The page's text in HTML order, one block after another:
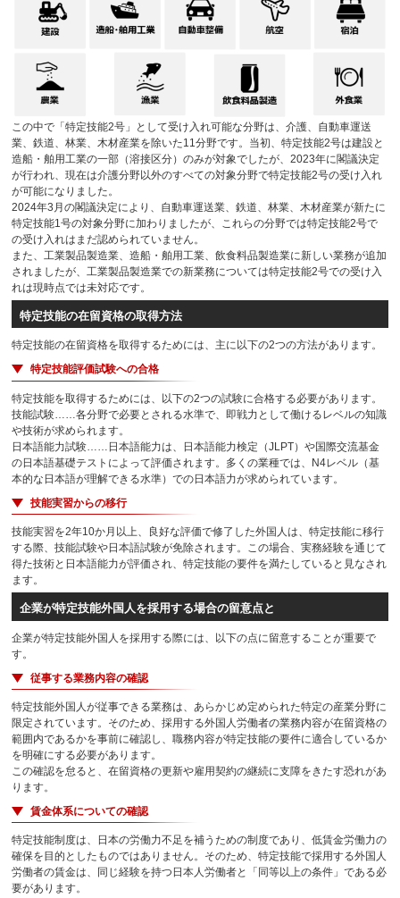
この中で「特定技能2号」として受け入れ可能な分野は、介護、自動車運送
業、鉄道、林業、木材産業を除いた11分野です。当初、特定技能2号は建設と
造船・舶用工業の一部（溶接区分）のみが対象でしたが、2023年に閣議決定
が行われ、現在は介護分野以外のすべての対象分野で特定技能2号の受け入れ
が可能になりました。
2024年3月の閣議決定により、自動車運送業、鉄道、林業、木材産業が新たに
特定技能1号の対象分野に加わりましたが、これらの分野では特定技能2号で
の受け入れはまだ認められていません。
また、工業製品製造業、造船・舶用工業、飲食料品製造業に新しい業務が追加
されましたが、工業製品製造業での新業務については特定技能2号での受け入
れは現時点では未対応です。
特定技能の在留資格の取得方法
特定技能の在留資格を取得するためには、主に以下の2つの方法があります。
特定技能評価試験への合格
特定技能を取得するためには、以下の2つの試験に合格する必要があります。
技能試験……各分野で必要とされる水準で、即戦力として働けるレベルの知識
や技術が求められます。
日本語能力試験……日本語能力は、日本語能力検定（JLPT）や国際交流基金
の日本語基礎テストによって評価されます。多くの業種では、N4レベル（基
本的な日本語が理解できる水準）での日本語力が求められています。
技能実習からの移行
技能実習を2年10か月以上、良好な評価で修了した外国人は、特定技能に移行
する際、技能試験や日本語試験が免除されます。この場合、実務経験を通じて
得た技術と日本語能力が評価され、特定技能の要件を満たしていると見なされ
ます。
企業が特定技能外国人を採用する場合の留意点と
企業が特定技能外国人を採用する際には、以下の点に留意することが重要で
す。
従事する業務内容の確認
特定技能外国人が従事できる業務は、あらかじめ定められた特定の産業分野に
限定されています。そのため、採用する外国人労働者の業務内容が在留資格の
範囲内であるかを事前に確認し、職務内容が特定技能の要件に適合しているか
を明確にする必要があります。
この確認を怠ると、在留資格の更新や雇用契約の継続に支障をきたす恐れがあ
ります。
賃金体系についての確認
特定技能制度は、日本の労働力不足を補うための制度であり、低賃金労働力の
確保を目的としたものではありません。そのため、特定技能で採用する外国人
労働者の賃金は、同じ経験を持つ日本人労働者と「同等以上の条件」である必
要があります。